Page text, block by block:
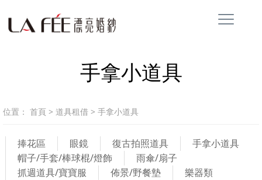
手拿小道具
位置： 首頁 > 道具租借 > 手拿小道具
捧花區 眼鏡 復古拍照道具
手拿小道具
帽子/手套/棒球棍/燈飾
雨傘/扇子
抓週道具/寶寶服
佈景/野餐墊
樂器類